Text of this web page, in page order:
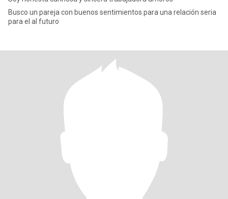
Busco un pareja con buenos sentimientos para una relación seria
para el al futuro